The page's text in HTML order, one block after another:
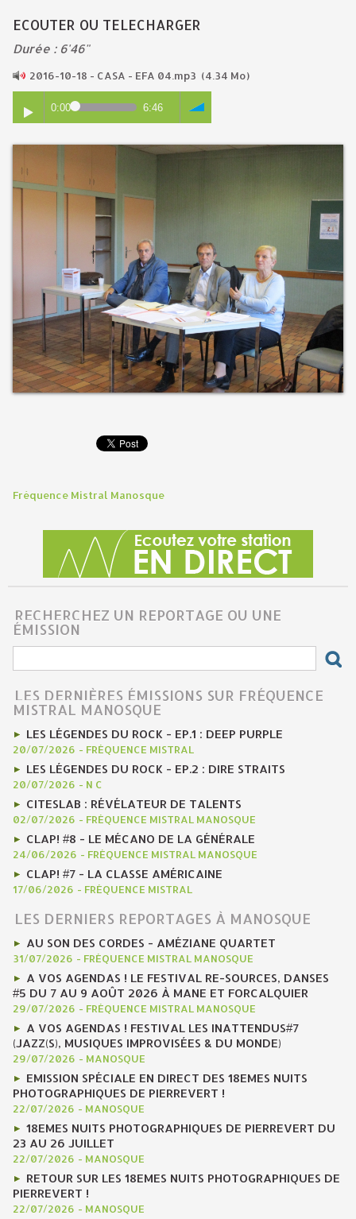
ECOUTER OU TELECHARGER
Durée : 6'46"
2016-10-18 - CASA - EFA 04.mp3 (4.34 Mo)
0:00 6:46
Fréquence Mistral Manosque
RECHERCHEZ UN REPORTAGE OU UNE
ÉMISSION
LES DERNIÈRES ÉMISSIONS SUR FRÉQUENCE
MISTRAL MANOSQUE
LES LÉGENDES DU ROCK - EP.1 : DEEP PURPLE
20/07/2026 - FRÉQUENCE MISTRAL
LES LÉGENDES DU ROCK - EP.2 : DIRE STRAITS
20/07/2026 - N C
CITESLAB : RÉVÉLATEUR DE TALENTS
02/07/2026 - FRÉQUENCE MISTRAL MANOSQUE
CLAP! #8 - LE MÉCANO DE LA GÉNÉRALE
24/06/2026 - FRÉQUENCE MISTRAL MANOSQUE
CLAP! #7 - LA CLASSE AMÉRICAINE
17/06/2026 - FRÉQUENCE MISTRAL
LES DERNIERS REPORTAGES À MANOSQUE
AU SON DES CORDES - AMÉZIANE QUARTET
31/07/2026 - FRÉQUENCE MISTRAL MANOSQUE
A VOS AGENDAS ! LE FESTIVAL RE-SOURCES, DANSES
#5 DU 7 AU 9 AOÛT 2026 À MANE ET FORCALQUIER
29/07/2026 - FRÉQUENCE MISTRAL MANOSQUE
A VOS AGENDAS ! FESTIVAL LES INATTENDUS#7
(JAZZ(S), MUSIQUES IMPROVISÉES & DU MONDE)
29/07/2026 - MANOSQUE
EMISSION SPÉCIALE EN DIRECT DES 18EMES NUITS
PHOTOGRAPHIQUES DE PIERREVERT !
22/07/2026 - MANOSQUE
18EMES NUITS PHOTOGRAPHIQUES DE PIERREVERT DU
23 AU 26 JUILLET
22/07/2026 - MANOSQUE
RETOUR SUR LES 18EMES NUITS PHOTOGRAPHIQUES DE
PIERREVERT !
22/07/2026 - MANOSQUE